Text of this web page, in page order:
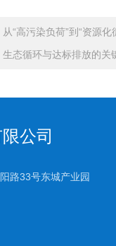
“高污染负荷”到“资源
态循环与达标排放的关
公司
路33号东城产业园